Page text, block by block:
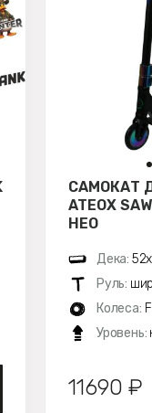
САМОКАТ
ATEOX
НЕО
Дека:
Руль:
Колеса:
Уровень:
11690 ₽